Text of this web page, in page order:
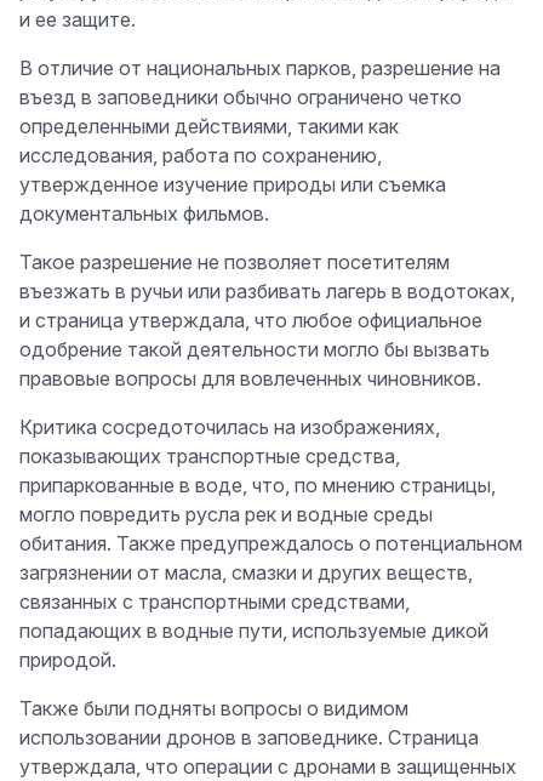
и ее защите.
В отличие от национальных парков, разрешение на
въезд в заповедники обычно ограничено четко
определенными действиями, такими как
исследования, работа по сохранению,
утвержденное изучение природы или съемка
документальных фильмов.
Такое разрешение не позволяет посетителям
въезжать в ручьи или разбивать лагерь в водотоках,
и страница утверждала, что любое официальное
одобрение такой деятельности могло бы вызвать
правовые вопросы для вовлеченных чиновников.
Критика сосредоточилась на изображениях,
показывающих транспортные средства,
припаркованные в воде, что, по мнению страницы,
могло повредить русла рек и водные среды
обитания. Также предупреждалось о потенциальном
загрязнении от масла, смазки и других веществ,
связанных с транспортными средствами,
попадающих в водные пути, используемые дикой
природой.
Также были подняты вопросы о видимом
использовании дронов в заповеднике. Страница
утверждала, что операции с дронами в защищенных